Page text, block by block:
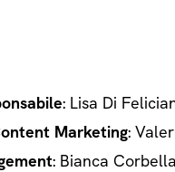
: Lisa Di
Marketing:
: Bianca Corbella